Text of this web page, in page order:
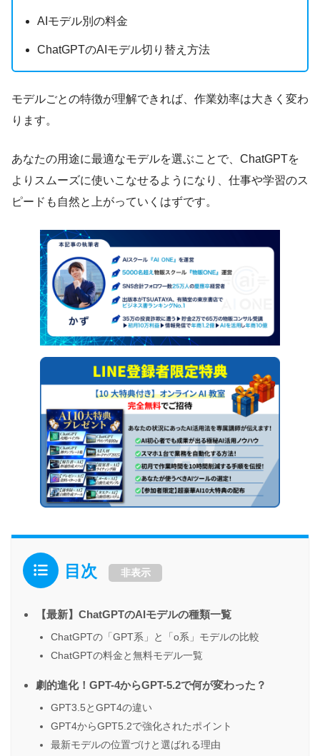
AIモデル別の料金
ChatGPTのAIモデル切り替え方法
モデルごとの特徴が理解できれば、作業効率は大きく変わ
ります。
あなたの用途に最適なモデルを選ぶことで、ChatGPTを
よりスムーズに使いこなせるようになり、仕事や学習のス
ピードも自然と上がっていくはずです。
目次 非表示
【最新】ChatGPTのAIモデルの種類一覧
ChatGPTの「GPT系」と「o系」モデルの比較
ChatGPTの料金と無料モデル一覧
劇的進化！GPT-4からGPT-5.2で何が変わった？
GPT3.5とGPT4の違い
GPT4からGPT5.2で強化されたポイント
最新モデルの位置づけと選ばれる理由